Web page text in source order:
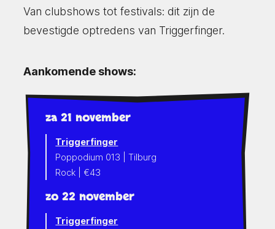
Van clubshows tot festivals: dit zijn de
bevestigde optredens van Triggerfinger.
Aankomende shows:
za 21 november
Triggerfinger
Poppodium 013 | Tilburg
Rock | €43
zo 22 november
Triggerfinger